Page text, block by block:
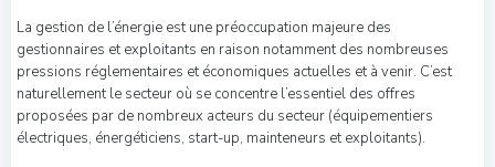
La gestion de l’énergie est une préoccupation majeure des
gestionnaires et exploitants en raison notamment des nombreuses
pressions réglementaires et économiques actuelles et à venir. C’est
naturellement le secteur où se concentre l’essentiel des offres
proposées par de nombreux acteurs du secteur (équipementiers
électriques, énergéticiens, start-up, mainteneurs et exploitants).